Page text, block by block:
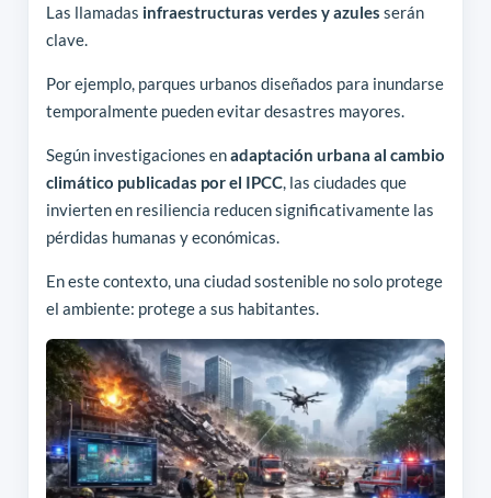
Las llamadas infraestructuras verdes y azules serán
clave.
Por ejemplo, parques urbanos diseñados para inundarse
temporalmente pueden evitar desastres mayores.
Según investigaciones enadaptación urbana al cambio
climático publicadas por el IPCC, las ciudades que
invierten en resiliencia reducen significativamente las
pérdidas humanas y económicas.
En este contexto, una ciudad sostenible no solo protege
el ambiente: protege a sus habitantes.